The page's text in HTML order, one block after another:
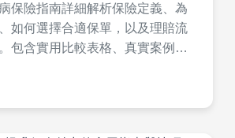
保險指南詳細解析保險定義、為
如何選擇合適保單，以及理賠流
包含實用比較表格、真實案例分
讀者參考，避免健康與財務風